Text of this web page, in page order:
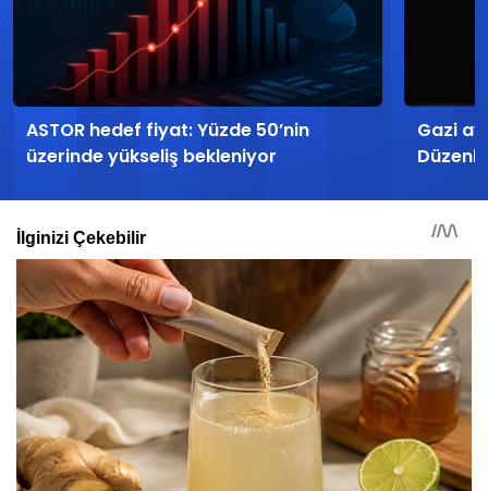
ASTOR hedef fiyat: Yüzde 50’nin
üzerinde yükseliş bekleniyor
Gazi